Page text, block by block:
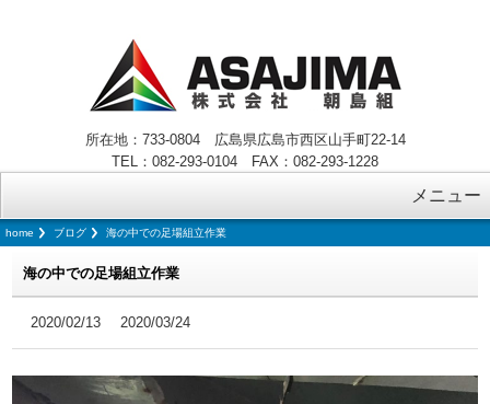
所在地：733-0804 広島県広島市西区山手町22-14
TEL：082-293-0104 FAX：082-293-1228
メニュー
home ブログ 海の中での足場組立作業
海の中での足場組立作業
2020/02/13 2020/03/24